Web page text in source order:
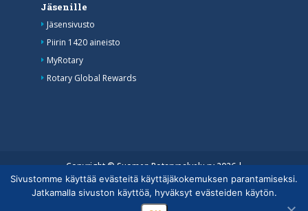
Jäsenille
Jäsensivusto
Piirin 1420 aineisto
MyRotary
Rotary Global Rewards
Copyright © Suomen Rotarypalvelu ry 2026 |
Jäsentietojärjestelmän tietosuojaseloste|Henkilötietojen
käsittely Rotarytoiminnassa
Sivustomme käyttää evästeitä käyttäjäkokemuksen parantamiseksi.
Jatkamalla sivuston käyttöä, hyväksyt evästeiden käytön.